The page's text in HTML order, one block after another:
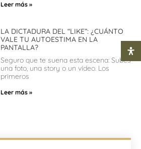
Leer más »
LA DICTADURA DEL “LIKE”: ¿CUÁNTO
VALE TU AUTOESTIMA EN LA
PANTALLA?
Seguro que te suena esta escena: Subes
una foto, una story o un vídeo. Los
primeros
Leer más »